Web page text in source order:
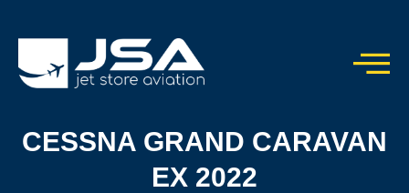
CESSNA GRAND CARAVAN
EX 2022